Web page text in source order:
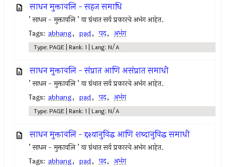
साधन मुक्तावलि - सहज समाधि
’ साधन - मुक्तावलि ’ या ग्रंथात सर्व प्रकारचे अभंग आहेत.
Tags: abhang, pad, पद, अभंग
Type: PAGE | Rank: 1 | Lang: N/A
साधन मुक्तावलि - संप्रात आणि असंप्रात समाधी
’ साधन - मुक्तावलि ’ या ग्रंथात सर्व प्रकारचे अभंग आहेत.
Tags: abhang, pad, पद, अभंग
Type: PAGE | Rank: 1 | Lang: N/A
साधन मुक्तावलि - द्दश्यानुविद्ध आणि शब्दानुविद्ध समाधी
’ साधन - मुक्तावलि ’ या ग्रंथात सर्व प्रकारचे अभंग आहेत.
Tags: abhang, pad, पद, अभंग